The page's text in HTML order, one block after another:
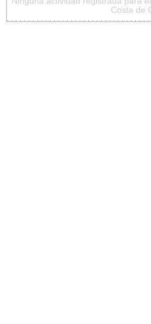
Costa de